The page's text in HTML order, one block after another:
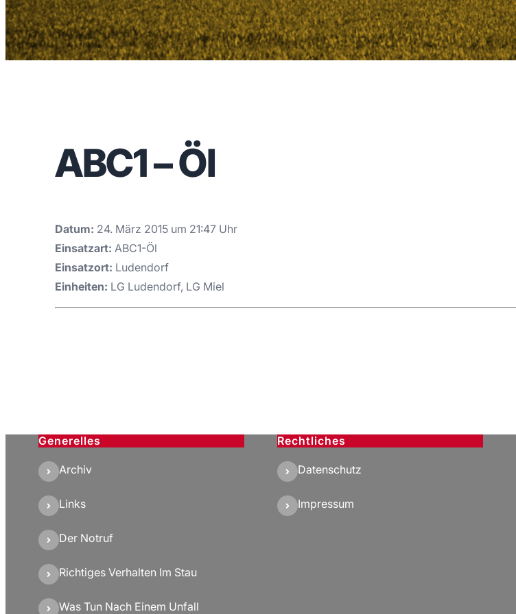
ABC1 – Öl
Datum: 24. März 2015 um 21:47 Uhr
Einsatzart: ABC1-Öl
Einsatzort: Ludendorf
Einheiten: LG Ludendorf, LG Miel
Generelles
Archiv
Links
Der Notruf
Richtiges Verhalten Im Stau
Was Tun Nach Einem Unfall
Rechtliches
Datenschutz
Impressum